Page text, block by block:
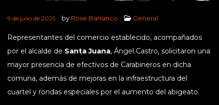
9 de julio de 2025 by Rose Barranco General
Representantes del comercio establecido, acompañados
por el alcalde de Santa Juana, Ángel Castro, solicitaron una
mayor presencia de efectivos de Carabineros en dicha
comuna, además de mejoras en la infraestructura del
cuartel y rondas especiales por el aumento del abigeato.